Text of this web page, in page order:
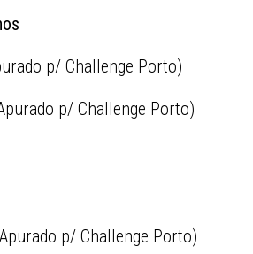
p/ Challenge Porto)
p/ Challenge Porto)
p/ Challenge Porto)